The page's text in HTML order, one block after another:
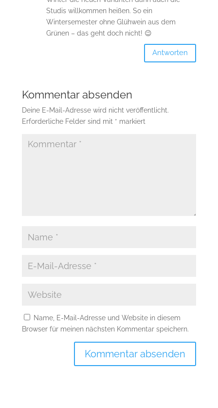
Studis willkommen heißen. So ein
Wintersemester ohne Glühwein aus dem
Grünen – das geht doch nicht! 😉
Antworten
Kommentar absenden
Deine E-Mail-Adresse wird nicht veröffentlicht.
Erforderliche Felder sind mit * markiert
Name, E-Mail-Adresse und Website in diesem
Browser für meinen nächsten Kommentar speichern.